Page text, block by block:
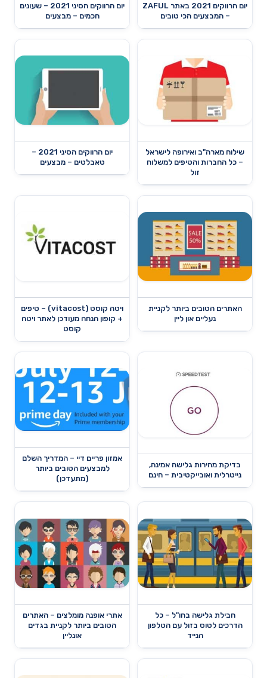
יום הרווקים 2021 באתר ZAFUL
– המבצעים הכי טובים
יום הרווקים הסיני 2021 – שעונים
חכמים – מבצעים
שילוח מארה"ב ואירופה לישראל
– כל החברות והטיפים למשלוח
זול
יום הרווקים הסיני 2021 –
טאבלטים – מבצעים
האתרים הטובים ביותר לקניית
נעליים און ליין
ויטה קוסט (vitacost) – טיפים
+ קופון הנחה מעודכן לאתר ויטה
קוסט
בדיקת מהירות גלישה אמינה,
נייטרלית ואובייקטיבית – חינם
אמזון פריים דיי – המדריך השלם
למבצעים הטובים ביותר
(מתעדכן)
חבילת גלישה בחו"ל – כל
הדרכים לטוס בזול עם הטלפון
הנייד
אתרי אופנה מומלצים – האתרים
הטובים ביותר לקניית בגדים
אונליין